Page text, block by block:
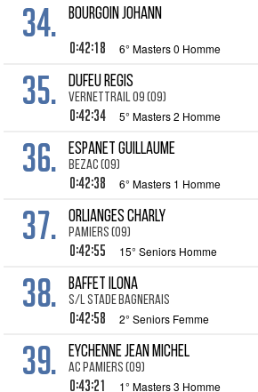
34. BOURGOIN Johann
0:42:18 6° Masters 0 Homme
35. DUFEU Regis
VERNETTRAIL 09 (09)
0:42:34 5° Masters 2 Homme
36. ESPANET Guillaume
BEZAC (09)
0:42:38 6° Masters 1 Homme
37. ORLIANGES Charly
PAMIERS (09)
0:42:55 15° Seniors Homme
38. BAFFET Ilona
S/L Stade BAGNERAIS
0:42:58 2° Seniors Femme
39. EYCHENNE Jean Michel
AC PAMIERS (09)
0:43:21 1° Masters 3 Homme